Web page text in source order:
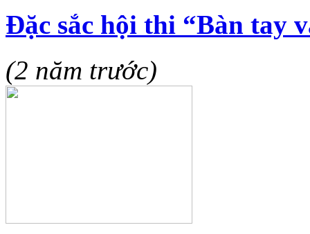
Đặc sắc hội thi “Bàn tay
(2 năm trước)